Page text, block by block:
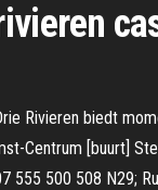
Rivieren biedt
Centrum [buurt]
555 500 508 N29;